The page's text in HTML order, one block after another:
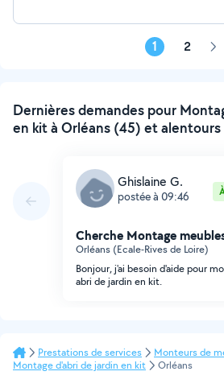
1 2
Dernières demandes pour
en kit à Orléans (45) et alentours
Ghislaine G.
postée à 09:46
Cherche Montage
Orléans (Ecale-Rives de Loire)
Bonjour, j'ai besoin d'aide pour
abri de jardin en kit.
Prestations de services
Monteurs de
Montage d'abri de jardin en kit
Orléans